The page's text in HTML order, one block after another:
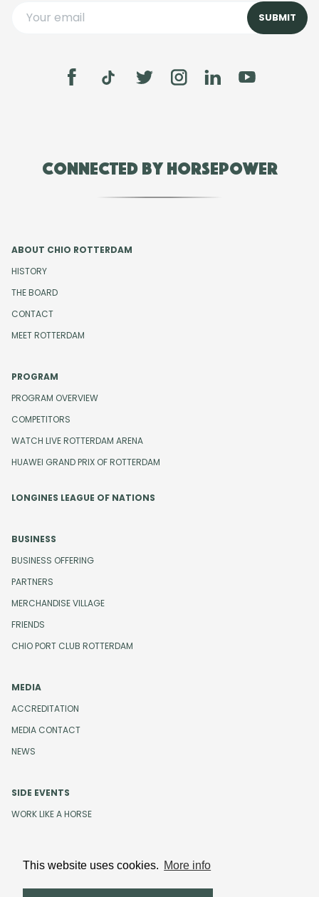
This website uses cookies. More info
Connected by Horsepower
ABOUT CHIO ROTTERDAM
HISTORY
THE BOARD
CONTACT
MEET ROTTERDAM
PROGRAM
PROGRAM OVERVIEW
COMPETITORS
WATCH LIVE ROTTERDAM ARENA
HUAWEI GRAND PRIX OF ROTTERDAM
LONGINES LEAGUE OF NATIONS
BUSINESS
BUSINESS OFFERING
PARTNERS
MERCHANDISE VILLAGE
FRIENDS
CHIO PORT CLUB ROTTERDAM
MEDIA
ACCREDITATION
MEDIA CONTACT
NEWS
SIDE EVENTS
WORK LIKE A HORSE
Design and development byBeeldr